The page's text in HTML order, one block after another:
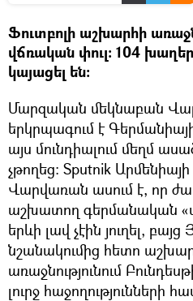
Ֆուտբոլի աշխարհի
վճռական փուլ։ 104
կայացել են։
Մարզական մեկնաբան
երկրպագում է
այս մունդիալում մեղմ
չթողեց։ Sputnik Արմենիայի
Վարվառան ասում է, որ
աշխատող գերմանական
երևի լավ չէին յուղել,
նշանակումից հետո
առաջնությունում
լուրջ հաջողությունների